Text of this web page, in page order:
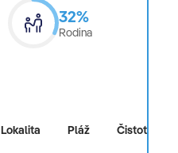
32%
Rodina
Lokalita Pláž Čistota